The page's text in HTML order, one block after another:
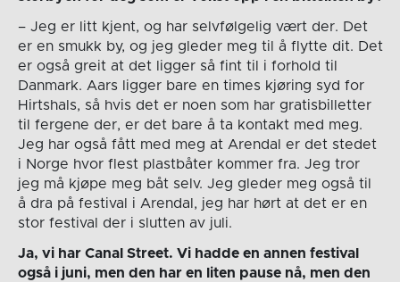
– Jeg er litt kjent, og har selvfølgelig vært der. Det
er en smukk by, og jeg gleder meg til å flytte dit. Det
er også greit at det ligger så fint til i forhold til
Danmark. Aars ligger bare en times kjøring syd for
Hirtshals, så hvis det er noen som har gratisbilletter
til fergene der, er det bare å ta kontakt med meg.
Jeg har også fått med meg at Arendal er det stedet
i Norge hvor flest plastbåter kommer fra. Jeg tror
jeg må kjøpe meg båt selv. Jeg gleder meg også til
å dra på festival i Arendal, jeg har hørt at det er en
stor festival der i slutten av juli.
Ja, vi har Canal Street. Vi hadde en annen festival
også i juni, men den har en liten pause nå, men den